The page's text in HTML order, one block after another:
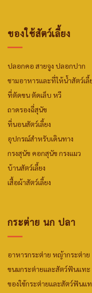
ของใช้สัตว์เลี้ยง
ปลอกคอ สายจูง ปลอกปาก
ชามอาหารและที่ให้น้ำสัตว์เลี้
ที่ตัดขน ตัดเล็บ หวี
ถาดรองฉี่สุนัข
ที่นอนสัตว์เลี้ยง
อุปกรณ์สำหรับเดินทาง
กรงสุนัข คอกสุนัข กรงแมว
บ้านสัตว์เลี้ยง
เสื้อผ้าสัตว์เลี้ยง
กระต่าย นก ปลา
อาหารกระต่าย หญ้ากระต่าย
ขนมกระต่ายและสัตว์ฟันแทะ
ของใช้กระต่ายและสัตว์ฟันแ